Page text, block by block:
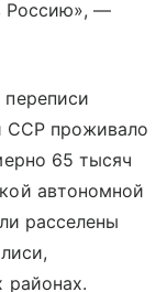
Россию», —
ССР проживало
65 тысяч
автономной
расселены
районах.